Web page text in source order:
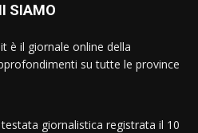
SIAMO
è il giornale online della
su tutte le province
giornalistica registrata il 10